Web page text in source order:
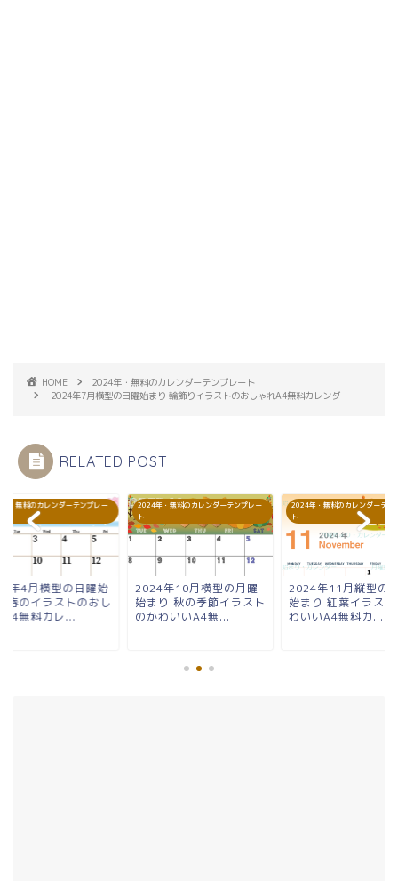
HOME
2024年・無料のカレンダーテンプレート
2024年7月横型の日曜始まり 輪飾りイラストのおしゃれA4無料カレンダー
RELATED POST
・無料のカレンダーテンプレー
年4月横型の日曜始
春のイラストのおし
A4無料カレ...
2024年・無料のカレンダーテンプレー
ト
2024年10月横型の月曜
始まり 秋の季節イラスト
のかわいいA4無...
2024年・無料のカレンダーテン
ト
2024年11月縦型の
始まり 紅葉イラス
わいいA4無料カ...